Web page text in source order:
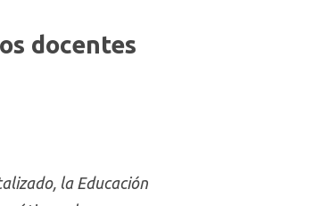
docentes
la Educación